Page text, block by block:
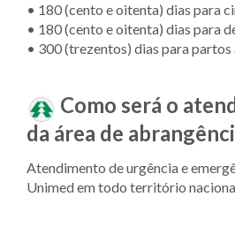
• 180 (cento e oitenta) dias para
• 180 (cento e oitenta) dias para
• 300 (trezentos) dias para partos
Como será o
da área de
Atendimento de urgência e
Unimed em todo território